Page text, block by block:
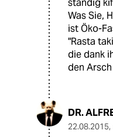
ständig
Was Sie,
ist Öko-
"Rasta
die dank
den
DR.
22.08.2015,